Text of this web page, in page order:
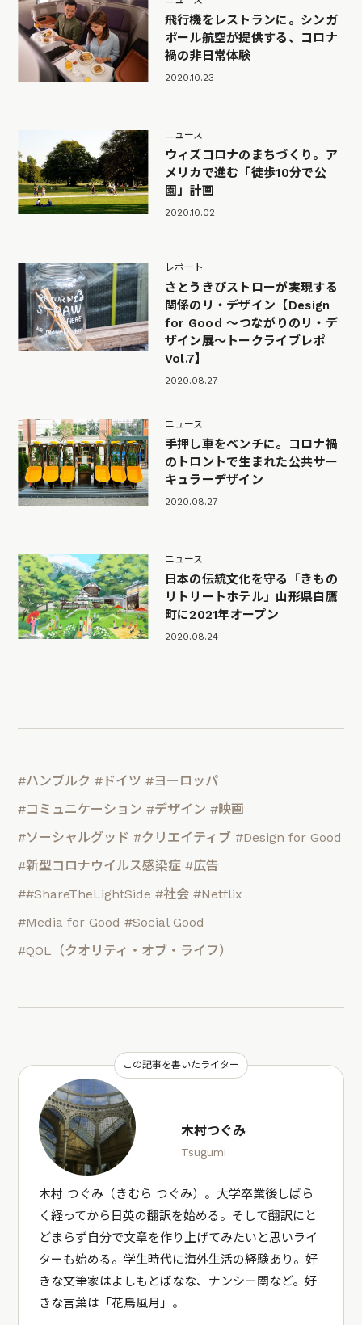
飛行機をレストランに。シンガ
ポール航空が提供する、コロナ
禍の非日常体験
2020.10.23
ニュース
ウィズコロナのまちづくり。ア
メリカで進む「徒歩10分で公
園」計画
2020.10.02
レポート
さとうきびストローが実現する
関係のリ・デザイン【Design
for Good 〜つながりのリ・デ
ザイン展〜トークライブレポ
Vol.7】
2020.08.27
ニュース
手押し車をベンチに。コロナ禍
のトロントで生まれた公共サー
キュラーデザイン
2020.08.27
ニュース
日本の伝統文化を守る「きもの
リトリートホテル」山形県白鷹
町に2021年オープン
2020.08.24
#ハンブルク #ドイツ #ヨーロッパ
#コミュニケーション #デザイン #映画
#ソーシャルグッド #クリエイティブ #Design for Good
#新型コロナウイルス感染症 #広告
##ShareTheLightSide #社会 #Netflix
#Media for Good #Social Good
#QOL（クオリティ・オブ・ライフ）
この記事を書いたライター
木村つぐみ
Tsugumi
木村 つぐみ（きむら つぐみ）。大学卒業後しばら
く経ってから日英の翻訳を始める。そして翻訳にと
どまらず自分で文章を作り上げてみたいと思いライ
ターも始める。学生時代に海外生活の経験あり。好
きな文筆家はよしもとばなな、ナンシー関など。好
きな言葉は「花鳥風月」。